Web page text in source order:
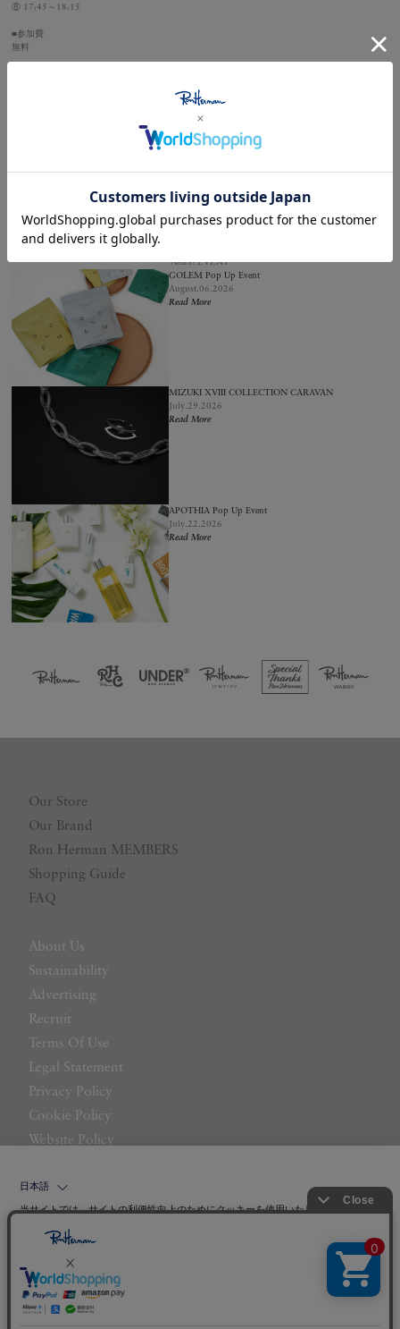
⑧ 17:45～18:15
■参加費
無料
・開始時間に遅れた場合は、施術内容を一部変更させていただく場合がございます。あらかじ
・事前予約が可能です。参加をご希望のお客様は、ロンハーマン千駄ヶ谷店までお問い合わせ
manucurist Sweetscape Collection New Arrival & Pop Up Event
6.13(Sat) – 6.14(sun) @Ron Herman Sendagaya
News: EVENT
GOLEM Pop Up Event
August.06.2026
Read More
MIZUKI XVIII COLLECTION CARAVAN
July.29.2026
Read More
APOTHIA Pop Up Event
July.22.2026
Read More
Our Store
Our Brand
Ron Herman MEMBERS
Shopping Guide
FAQ
About Us
Sustainability
Advertising
Recruit
Terms Of Use
Legal Statement
Privacy Policy
Cookie Policy
Website Policy
©LITTLE LEAGUE INC.
日本語
当サイトでは、サイトの利便性向上のためにクッキーを使用いたします。ボタン
ーの使用に同意したことになります。クッキーを通じて収集する情報には「お客
クッキーポリシ
ー
をご確認ください。